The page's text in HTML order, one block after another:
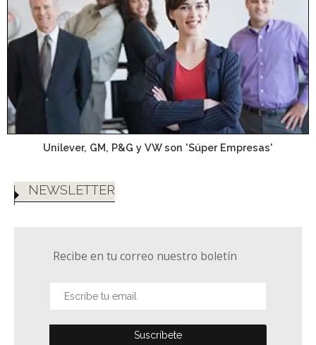
Unilever, GM, P&G y VW son 'Súper Empresas'
NEWSLETTER
Recibe en tu correo nuestro boletín